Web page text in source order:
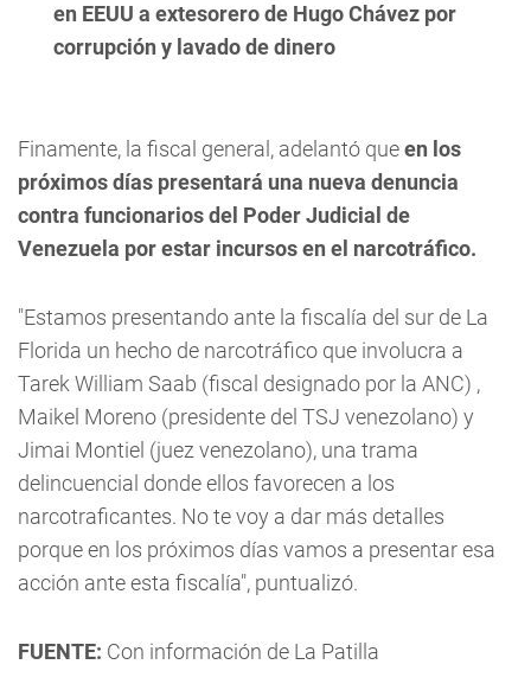
en EEUU a extesorero de Hugo Chávez por
corrupción y lavado de dinero
Finamente, la fiscal general, adelantó queen los
próximos días presentará una nueva denuncia
contra funcionarios del Poder Judicial de
Venezuela por estar incursos en el narcotráfico.
"Estamos presentando ante la fiscalía del sur de La
Florida un hecho de narcotráfico que involucra a
Tarek William Saab (fiscal designado por la ANC) ,
Maikel Moreno (presidente del TSJ venezolano) y
Jimai Montiel (juez venezolano), una trama
delincuencial donde ellos favorecen a los
narcotraficantes. No te voy a dar más detalles
porque en los próximos días vamos a presentar esa
acción ante esta fiscalía", puntualizó.
FUENTE: Con información de La Patilla